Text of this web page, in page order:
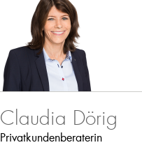
Claudia Dörig
Privatkundenberaterin